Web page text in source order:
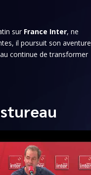
sur France Inter, ne
il poursuit son aventure
continue de transformer